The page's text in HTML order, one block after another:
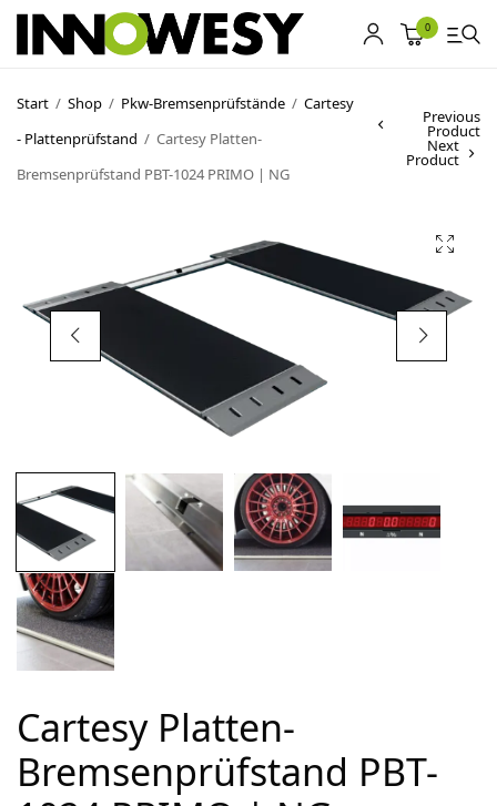
0
Start / Shop / Pkw-Bremsenprüfstände / Cartesy
- Plattenprüfstand / Cartesy Platten-
Bremsenprüfstand PBT-1024 PRIMO | NG
Previous
Product
Next
Product
Cartesy Platten-
Bremsenprüfstand PBT-
Shop
Sonderposten
Kontakt